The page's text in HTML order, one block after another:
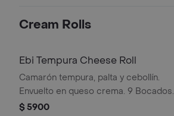
Cream Rolls
Ebi Tempura Cheese Roll
Camarón tempura, palta y cebollín.
Envuelto en queso crema. 9 Bocados.
$ 5900